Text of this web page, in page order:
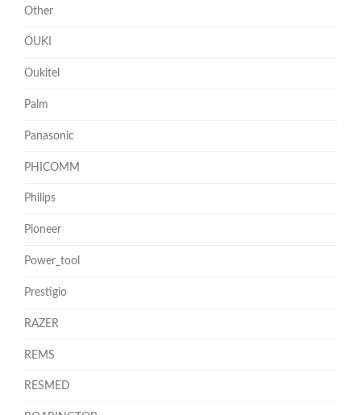
Other
OUKI
Oukitel
Palm
Panasonic
PHICOMM
Philips
Pioneer
Power_tool
Prestigio
RAZER
REMS
RESMED